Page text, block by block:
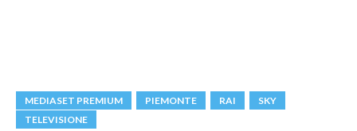
MEDIASET PREMIUM PIEMONTE RAI
SKY
TELEVISIONE